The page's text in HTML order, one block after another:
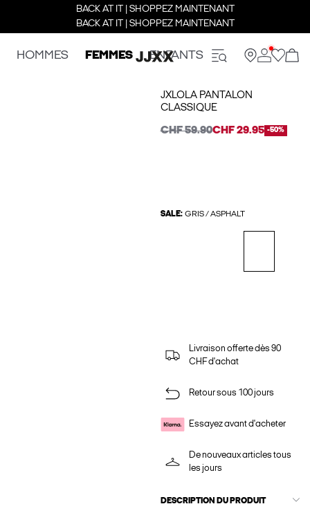
BACK AT IT | SHOPPEZ MAINTENANT
BACK AT IT | SHOPPEZ MAINTENANT
HOMMES FEMMES ENFANTS
JXLOLA PANTALON
CLASSIQUE
CHF 59.90CHF 29.95 -50%
SALE: GRIS / ASPHALT
Livraison offerte dès 90
CHF d'achat
Retour sous 100 jours
Essayez avant d'acheter
De nouveaux articles tous
les jours
DESCRIPTION DU PRODUIT